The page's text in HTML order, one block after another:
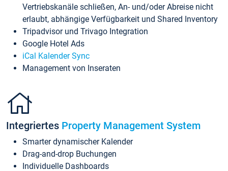
Vertriebskanäle schließen, An- und/oder Abreise nicht
erlaubt, abhängige Verfügbarkeit und Shared Inventory
Tripadvisor und Trivago Integration
Google Hotel Ads
iCal Kalender Sync
Management von Inseraten
Integriertes Property Management System
Smarter dynamischer Kalender
Drag-and-drop Buchungen
Individuelle Dashboards